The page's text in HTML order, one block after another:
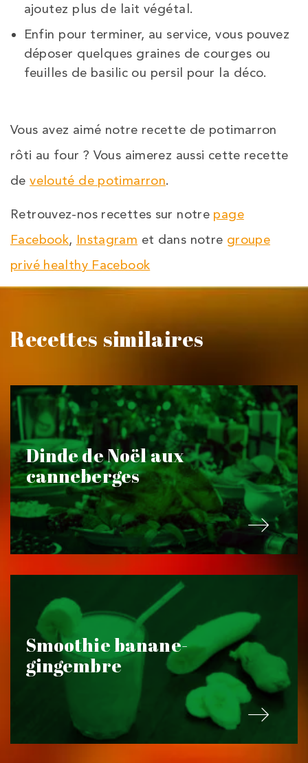
ajoutez plus de lait végétal.
Enfin pour terminer, au service, vous pouvez
déposer quelques graines de courges ou
feuilles de basilic ou persil pour la déco.
Vous avez aimé notre recette de potimarron
rôti au four ? Vous aimerez aussi cette recette
develouté de potimarron.
Retrouvez-nos recettes sur notre page
Facebook, Instagram et dans notre groupe
privé healthy Facebook
Recettes similaires
Dinde de Noël aux
canneberges
Smoothie banane-
gingembre